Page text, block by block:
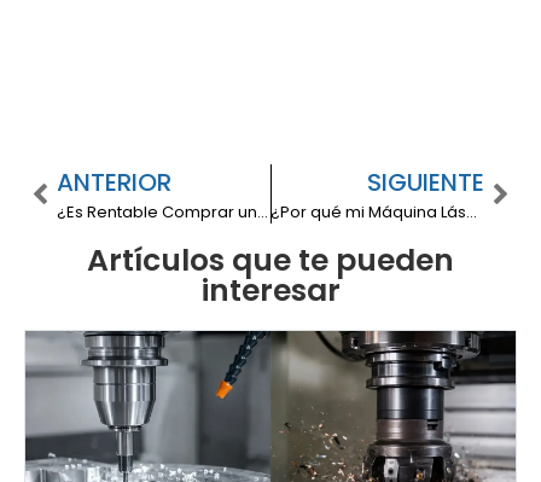
ANTERIOR
¿Es Rentable Comprar una Máquina Láser? Análisis Completo para tu Taller
SIGUIENTE
¿Por qué mi Máquina Láser no Corta? Guía de Fallas y Soluciones
Artículos que te pueden
interesar